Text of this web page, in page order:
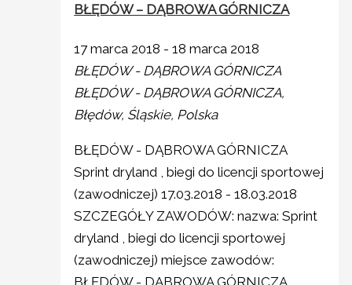
BŁĘDÓW – DĄBROWA GÓRNICZA
17 marca 2018 -18 marca 2018
BŁĘDÓW - DĄBROWA GÓRNICZA
BŁĘDÓW - DĄBROWA GÓRNICZA,
Błędów, Śląskie, Polska
BŁĘDÓW - DĄBROWA GÓRNICZA
Sprint dryland , biegi do licencji sportowej
(zawodniczej) 17.03.2018 - 18.03.2018
SZCZEGÓŁY ZAWODÓW: nazwa: Sprint
dryland , biegi do licencji sportowej
(zawodniczej) miejsce zawodów: